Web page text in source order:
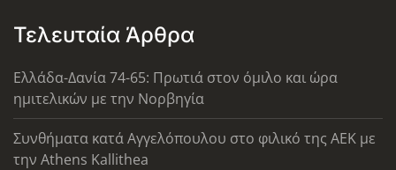
Τελευταία Άρθρα
Ελλάδα-Δανία 74-65: Πρωτιά στον όμιλο και ώρα
ημιτελικών με την Νορβηγία
Συνθήματα κατά Αγγελόπουλου στο φιλικό της ΑΕΚ με
την Athens Kallithea